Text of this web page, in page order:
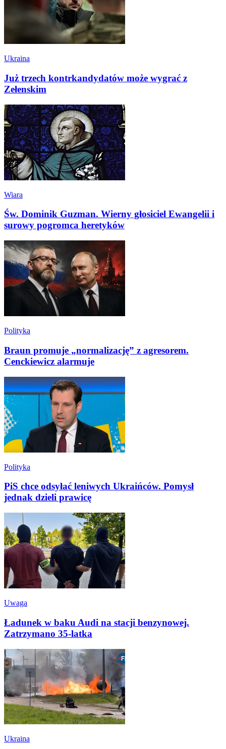
Ukraina
Już trzech kontrkandydatów może wygrać z
Zełenskim
Wiara
Św. Dominik Guzman. Wierny głosiciel Ewangelii i
surowy pogromca heretyków
Polityka
Braun promuje „normalizację” z agresorem.
Cenckiewicz alarmuje
Polityka
PiS chce odsyłać leniwych Ukraińców. Pomysł
jednak dzieli prawicę
Uwaga
Ładunek w baku Audi na stacji benzynowej.
Zatrzymano 35-latka
Ukraina